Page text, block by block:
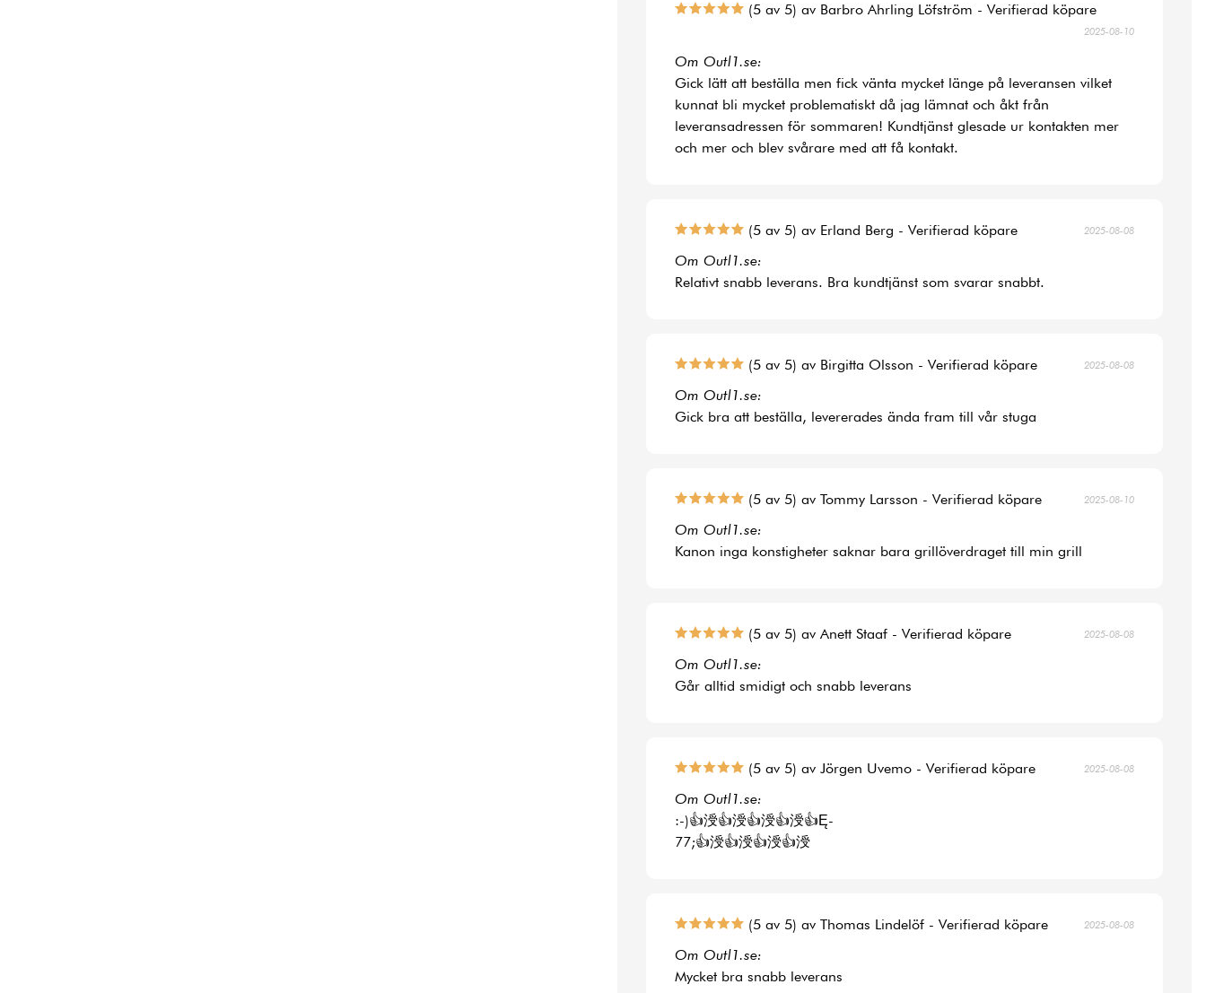
(5 av 5) av Barbro Ahrling Löfström - Verifierad köpare
2025-08-10
Om Outl1.se:
Gick lätt att beställa men fick vänta mycket länge på leveransen vilket
kunnat bli mycket problematiskt då jag lämnat och åkt från
leveransadressen för sommaren! Kundtjänst glesade ur kontakten mer
och mer och blev svårare med att få kontakt.
(5 av 5) av Erland Berg - Verifierad köpare 2025-08-08
Om Outl1.se:
Relativt snabb leverans. Bra kundtjänst som svarar snabbt.
(5 av 5) av Birgitta Olsson - Verifierad köpare 2025-08-08
Om Outl1.se:
Gick bra att beställa, levererades ända fram till vår stuga
(5 av 5) av Tommy Larsson - Verifierad köpare 2025-08-10
Om Outl1.se:
Kanon inga konstigheter saknar bara grillöverdraget till min grill
(5 av 5) av Anett Staaf - Verifierad köpare 2025-08-08
Om Outl1.se:
Går alltid smidigt och snabb leverans
(5 av 5) av Jörgen Uvemo - Verifierad köpare 2025-08-08
Om Outl1.se:
:-)👍涭👍涭👍涭👍涭👍Ę-
77;👍涭👍涭👍涭👍涭
(5 av 5) av Thomas Lindelöf - Verifierad köpare 2025-08-08
Om Outl1.se:
Mycket bra snabb leverans